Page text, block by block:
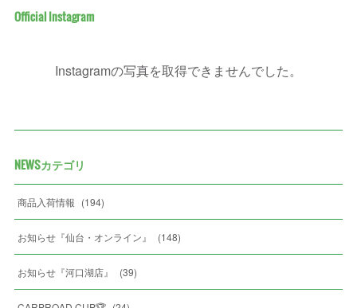
Official Instagram
Instagramの写真を取得できませんでした。
NEWSカテゴリ
商品入荷情報 (194)
お知らせ『仙台・オンライン』 (148)
お知らせ『河口湖店』 (39)